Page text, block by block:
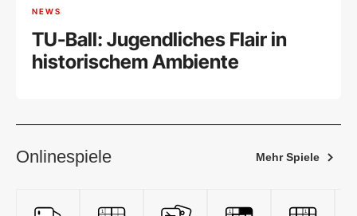
NEWS
TU-Ball: Jugendliches Flair in
historischem Ambiente
Onlinespiele Mehr Spiele